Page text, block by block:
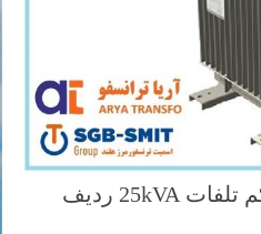
ترانسفورماتور روغنی کم تلفات 25kVA ردیف